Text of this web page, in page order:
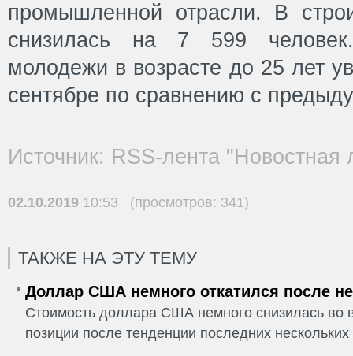
промышленной отрасли. В
снизилась на 7 599
молодежи в возрасте до 25 лет
сентябре по сравнению с
Источник: RSS-лента "Новостная
02.10.2019 10:53 (просмотров: 341)
ТАКЖЕ НА ЭТУ ТЕМУ
Доллар США немного откатился после
Стоимость доллара США немного снизилась во
позиции после тенденции последних